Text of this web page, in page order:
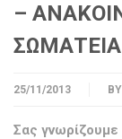
–
25/11/2013 BY
Σας